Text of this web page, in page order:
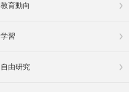
教育動向
学習
自由研究